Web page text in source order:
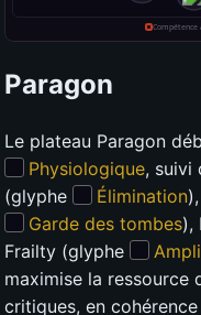
Paragon
Le plateau Paragon
Physiologique, suivi
(glyphe
Élimination
Garde des tombes),
Frailty (glyphe
maximise la ressource
critiques, en